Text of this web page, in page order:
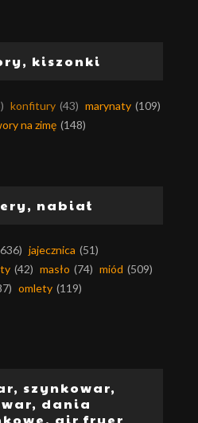
kiszonki
konfitury (43) marynaty (109)
na zimę (148)
nabiał
jajecznica (51)
(42) masło (74) miód (509)
omlety (119)
szynkowar,
dania
air fryer